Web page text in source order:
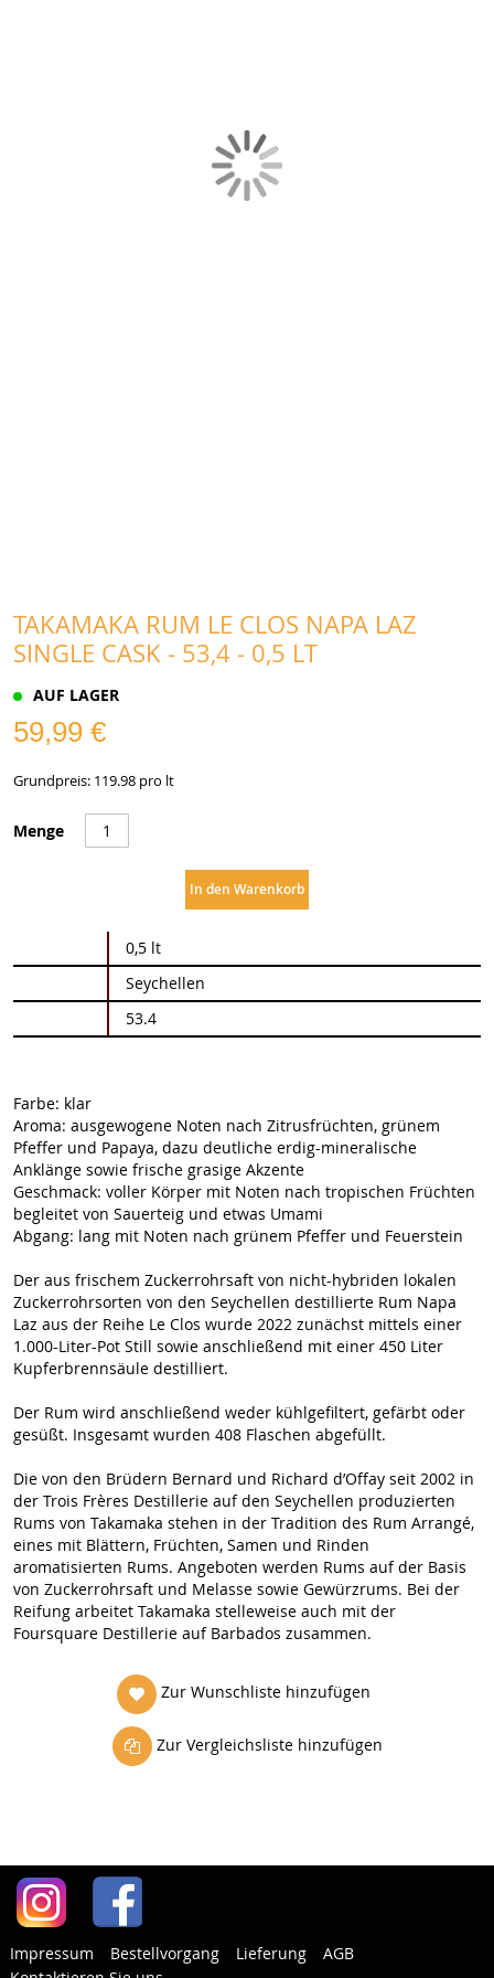
TAKAMAKA RUM LE CLOS NAPA LAZ
SINGLE CASK - 53,4 - 0,5 LT
AUF LAGER
59,99 €
Grundpreis: 119.98 pro lt
Menge
In den Warenkorb
Informationen
0,5 lt
Seychellen
53.4
Farbe: klar
Aroma: ausgewogene Noten nach Zitrusfrüchten, grünem
Pfeffer und Papaya, dazu deutliche erdig-mineralische
Anklänge sowie frische grasige Akzente
Geschmack: voller Körper mit Noten nach tropischen Früchten
begleitet von Sauerteig und etwas Umami
Abgang: lang mit Noten nach grünem Pfeffer und Feuerstein
Der aus frischem Zuckerrohrsaft von nicht-hybriden lokalen
Zuckerrohrsorten von den Seychellen destillierte Rum Napa
Laz aus der Reihe Le Clos wurde 2022 zunächst mittels einer
1.000-Liter-Pot Still sowie anschließend mit einer 450 Liter
Kupferbrennsäule destilliert.
Der Rum wird anschließend weder kühlgefiltert, gefärbt oder
gesüßt. Insgesamt wurden 408 Flaschen abgefüllt.
Die von den Brüdern Bernard und Richard d’Offay seit 2002 in
der Trois Frères Destillerie auf den Seychellen produzierten
Rums von Takamaka stehen in der Tradition des Rum Arrangé,
eines mit Blättern, Früchten, Samen und Rinden
aromatisierten Rums. Angeboten werden Rums auf der Basis
von Zuckerrohrsaft und Melasse sowie Gewürzrums. Bei der
Reifung arbeitet Takamaka stelleweise auch mit der
Foursquare Destillerie auf Barbados zusammen.
Zur Wunschliste hinzufügen
Zur Vergleichsliste hinzufügen
Impressum Bestellvorgang Lieferung
AGB